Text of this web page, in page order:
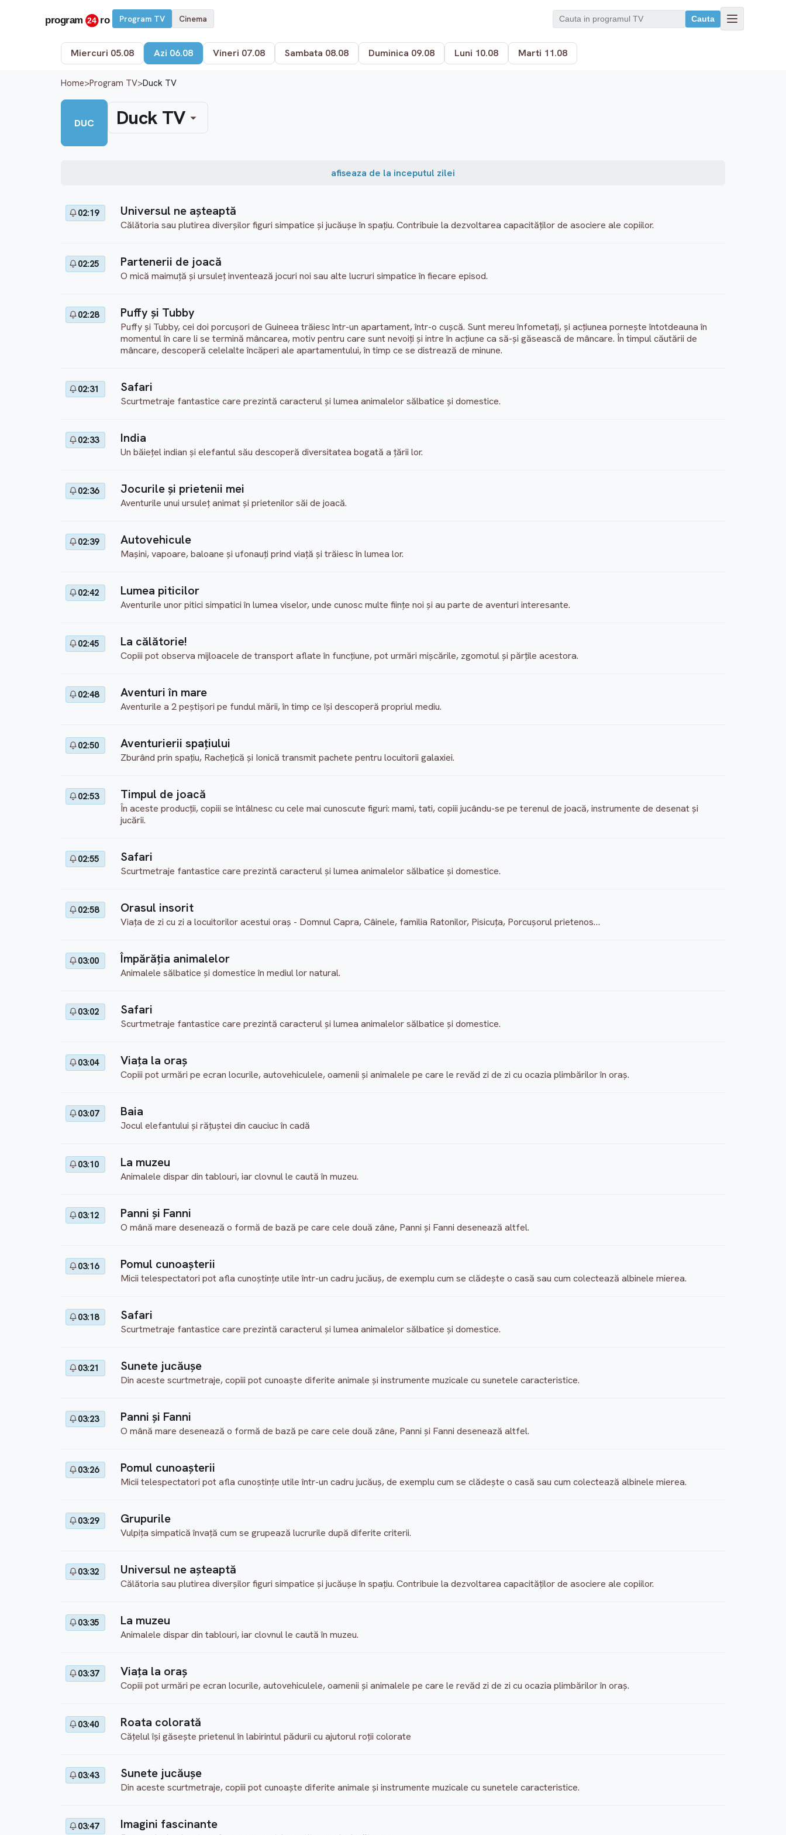
Program TV Cinema Cauta
Miercuri 05.08 Azi 06.08 Vineri 07.08 Sambata 08.08 Duminica 09.08 Luni 10.08 Marti 11.08
Home>Program TV>Duck TV
DUC Duck TV
afiseaza de la inceputul zilei
02:19 Universul ne aşteaptă
Călătoria sau plutirea diverşilor figuri simpatice şi jucăuşe în spaţiu. Contribuie la dezvoltarea capacităţilor de asociere ale copiilor.
02:25 Partenerii de joacă
O mică maimuţă şi ursuleţ inventează jocuri noi sau alte lucruri simpatice în fiecare episod.
02:28 Puffy şi Tubby
Puffy şi Tubby, cei doi porcuşori de Guineea trăiesc într-un apartament, într-o cuşcă. Sunt mereu înfometaţi, şi acţiunea porneşte întotdeauna în
momentul în care li se termină mâncarea, motiv pentru care sunt nevoiţi şi intre în acţiune ca să-şi găsească de mâncare. În timpul căutării de
mâncare, descoperă celelalte încăperi ale apartamentului, în timp ce se distrează de minune.
02:31 Safari
Scurtmetraje fantastice care prezintă caracterul şi lumea animalelor sălbatice şi domestice.
02:33 India
Un băieţel indian şi elefantul său descoperă diversitatea bogată a ţării lor.
02:36 Jocurile şi prietenii mei
Aventurile unui ursuleţ animat şi prietenilor săi de joacă.
02:39 Autovehicule
Maşini, vapoare, baloane şi ufonauţi prind viaţă şi trăiesc în lumea lor.
02:42 Lumea piticilor
Aventurile unor pitici simpatici în lumea viselor, unde cunosc multe fiinţe noi şi au parte de aventuri interesante.
02:45 La călătorie!
Copiii pot observa mijloacele de transport aflate în funcţiune, pot urmări mişcările, zgomotul şi părţile acestora.
02:48 Aventuri în mare
Aventurile a 2 peştişori pe fundul mării, în timp ce îşi descoperă propriul mediu.
02:50 Aventurierii spaţiului
Zburând prin spaţiu, Racheţică şi Ionică transmit pachete pentru locuitorii galaxiei.
02:53 Timpul de joacă
În aceste producţii, copiii se întâlnesc cu cele mai cunoscute figuri: mami, tati, copiii jucându-se pe terenul de joacă, instrumente de desenat şi
jucării.
02:55 Safari
Scurtmetraje fantastice care prezintă caracterul şi lumea animalelor sălbatice şi domestice.
02:58 Orasul insorit
Viaţa de zi cu zi a locuitorilor acestui oraş - Domnul Capra, Câinele, familia Ratonilor, Pisicuţa, Porcuşorul prietenos…
03:00 Împărăţia animalelor
Animalele sălbatice şi domestice în mediul lor natural.
03:02 Safari
Scurtmetraje fantastice care prezintă caracterul şi lumea animalelor sălbatice şi domestice.
03:04 Viaţa la oraş
Copiii pot urmări pe ecran locurile, autovehiculele, oamenii şi animalele pe care le revăd zi de zi cu ocazia plimbărilor în oraş.
03:07 Baia
Jocul elefantului şi răţuştei din cauciuc în cadă
03:10 La muzeu
Animalele dispar din tablouri, iar clovnul le caută în muzeu.
03:12 Panni şi Fanni
O mână mare desenează o formă de bază pe care cele două zâne, Panni şi Fanni desenează altfel.
03:16 Pomul cunoaşterii
Micii telespectatori pot afla cunoştinţe utile într-un cadru jucăuş, de exemplu cum se clădeşte o casă sau cum colectează albinele mierea.
03:18 Safari
Scurtmetraje fantastice care prezintă caracterul şi lumea animalelor sălbatice şi domestice.
03:21 Sunete jucăuşe
Din aceste scurtmetraje, copiii pot cunoaşte diferite animale şi instrumente muzicale cu sunetele caracteristice.
03:23 Panni şi Fanni
O mână mare desenează o formă de bază pe care cele două zâne, Panni şi Fanni desenează altfel.
03:26 Pomul cunoaşterii
Micii telespectatori pot afla cunoştinţe utile într-un cadru jucăuş, de exemplu cum se clădeşte o casă sau cum colectează albinele mierea.
03:29 Grupurile
Vulpiţa simpatică învaţă cum se grupează lucrurile după diferite criterii.
03:32 Universul ne aşteaptă
Călătoria sau plutirea diverşilor figuri simpatice şi jucăuşe în spaţiu. Contribuie la dezvoltarea capacităţilor de asociere ale copiilor.
03:35 La muzeu
Animalele dispar din tablouri, iar clovnul le caută în muzeu.
03:37 Viaţa la oraş
Copiii pot urmări pe ecran locurile, autovehiculele, oamenii şi animalele pe care le revăd zi de zi cu ocazia plimbărilor în oraş.
03:40 Roata colorată
Căţelul îşi găseşte prietenul în labirintul pădurii cu ajutorul roţii colorate
03:43 Sunete jucăuşe
Din aceste scurtmetraje, copiii pot cunoaşte diferite animale şi instrumente muzicale cu sunetele caracteristice.
03:47 Imagini fascinante